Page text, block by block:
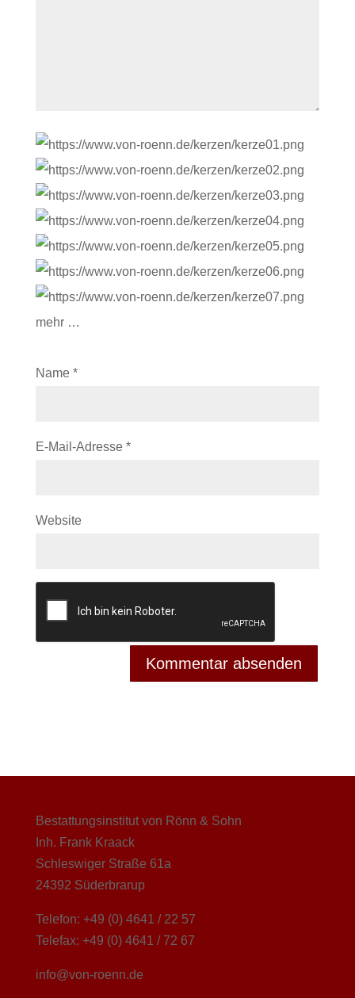
mehr …
Name *
E-Mail-Adresse *
Website
Bestattungsinstitut von Rönn & Sohn
Inh. Frank Kraack
Schleswiger Straße 61a
24392 Süderbrarup
Telefon: +49 (0) 4641 / 22 57
Telefax: +49 (0) 4641 / 72 67
info@von-roenn.de